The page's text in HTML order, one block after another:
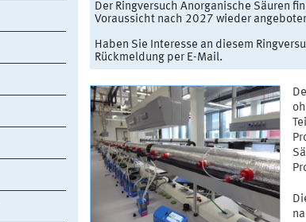
Der Ringversuch Anorganische Säuren
Voraussicht nach 2027 wieder
Haben Sie Interesse an diesem
Rückmeldung per E-Mail.